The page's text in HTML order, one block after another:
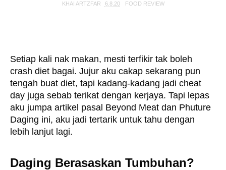
KHAI ARTZFAR 6.8.20 FOOD REVIEW
Setiap kali nak makan, mesti terfikir tak boleh
crash diet bagai. Jujur aku cakap sekarang pun
tengah buat diet, tapi kadang-kadang jadi cheat
day juga sebab terikat dengan kerjaya. Tapi lepas
aku jumpa artikel pasal Beyond Meat dan Phuture
Daging ini, aku jadi tertarik untuk tahu dengan
lebih lanjut lagi.
Daging Berasaskan Tumbuhan?